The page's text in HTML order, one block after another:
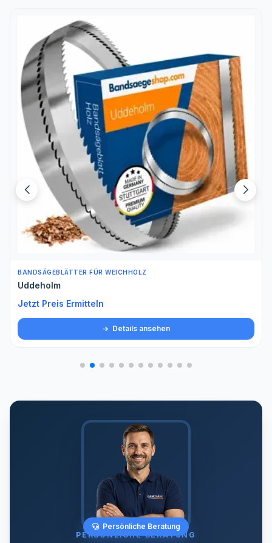
BANDSÄGEBLÄTTER FÜR WEICHHOLZ
Uddeholm
Jetzt Preis Ermitteln
Details ansehen
Persönliche Beratung
PERSÖNLICHE BERATUNG